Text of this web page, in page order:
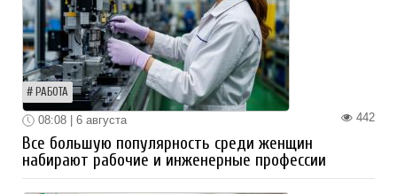
РАБОТА
442
08:08 | 6 августа
Все большую популярность среди женщин
набирают рабочие и инженерные профессии